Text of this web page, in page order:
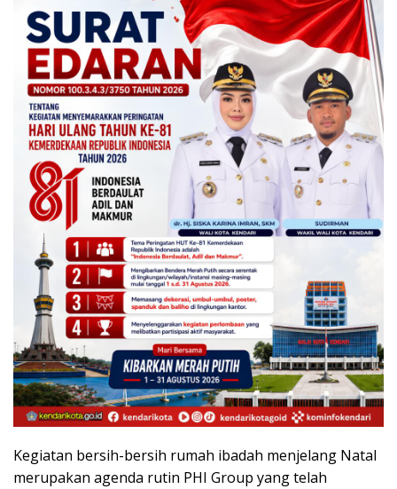
Kegiatan bersih-bersih rumah ibadah menjelang Natal
merupakan agenda rutin PHI Group yang telah